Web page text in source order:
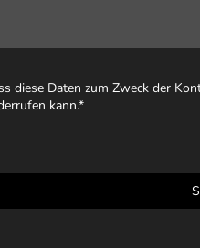
diese Daten zum Zweck der
kann.*